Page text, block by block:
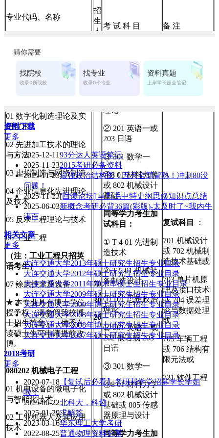
专业代码、名称
招
生
人
考 试 科 目 备 注
机械工程学院
080201 ★机械制造及其
01 数字化制造理论及实
用技术
02 先进加工技术的理论
与方法
03 虚拟制造与网络制造
04 企业信息化先进理论
及技术
05 反求工程理论与技术
06 工业工程
（注：工业工程只招英
语考生）
07 涂层技术及设备
★本专业具有博士学位
授予权（请参阅我校博
士招生简章），优秀在
读硕士生可申请提前攻
博。
080202 机械电子工程
01 机电设备的微电子化
与智能化技术
02 工业机器人及其应用
技术
70
30
20
理论
② 201 英语一或
203 日语
③ 301 数学一
④8 01 材料力学
或 802 机械设计
基础
同等学力考生加
试科目：
① T 4 01 先进制
造技术
② T 5 01 机械装
备制造设计
① 101 思想政治
理论
② 201 英语一或
202 俄语或 203
日语
③ 301 数学一
④8 01 材料力学
或 802 机械设计
基础或 805 传感
器原理与设计
同等学力考生加
复试科目 ：
701 机械设计
或 702 机械制
造技术基础或
703 单片机原
理及接口技术
或 704 误差理
论与数据处理
或
705 车辆工程
或 706 结构有
限元法或
721 软件工程
资料下载
更多
2025-12-1193分达人英语笔记
2025-11-232015考研必备资料
2025-11-23最强政治结构图！五天全部背熟！冲刺80没
问题！
2025-11-23[回馈论坛] 马哲毛中特史纲思修知识点总结
2025-06-03新概念考研必背36篇(彩版)-太及时了~我内牛
满面
相关文章
更多
大连交通大学2013年硕士研究生招生专业目录
大连交通大学2012年硕士研究生招生专业目录
大连交通大学2011年学术型硕士生招生专业目录
大连交通大学2009年硕士研究生招生专业目录
大连交通大学2009年博士研究生招生专业目录
大连交通大学2008年硕士研究生招生专业目录
大连交通大学2008年博士研究生招生专业目录
大连交通大学2007年硕士研究生招生专业目录
2018考研
更多
2020-07-18 【复试后必看】考研帮学堂招募学长学姐
啦！
2025-06-22北科大，科哲
2025-01-29求解答
2023-03-16华东理工大学考研
2022-08-25普通物理资料分享